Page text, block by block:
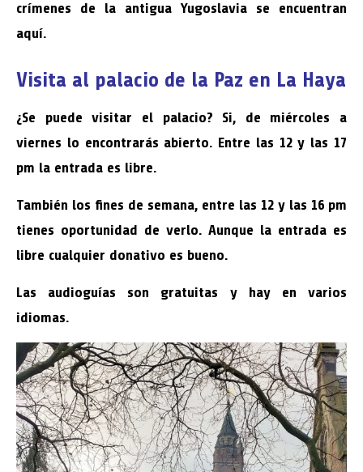
crímenes de la antigua Yugoslavia se encuentran
aquí.
Visita al palacio de la Paz en La Haya
¿Se puede visitar el palacio? Si, de miércoles a
viernes lo encontrarás abierto. Entre las 12 y las 17
pm la entrada es libre.
También los fines de semana, entre las 12 y las 16 pm
tienes oportunidad de verlo. Aunque la entrada es
libre cualquier donativo es bueno.
Las audioguías son gratuitas y hay en varios
idiomas.